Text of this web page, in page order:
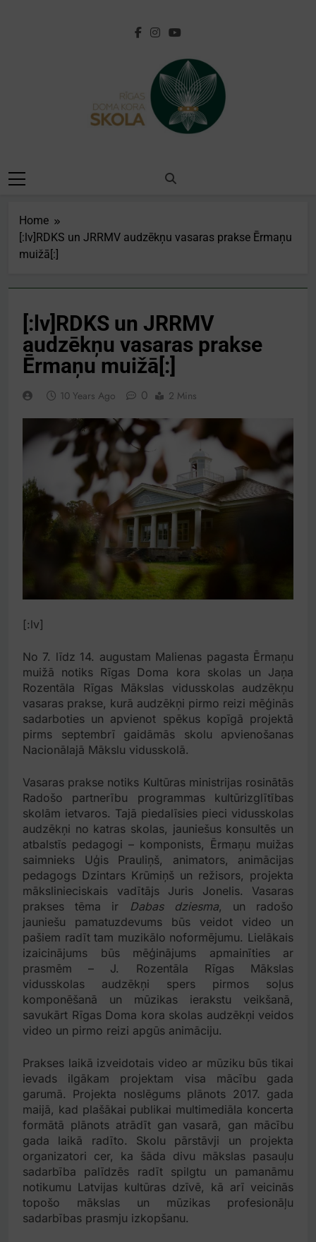
Kora
Cathedral Choir
Home
[:lv]RDKS un JRRMV audzēkņu vasaras prakse Ērmaņu
muižā[:]
[:lv]RDKS un JRRMV
audzēkņu vasaras prakse
Ērmaņu muižā[:]
10 Years Ago 0 2 Mins
[:lv]
No 7. līdz 14. augustam Malienas pagasta Ērmaņu
muižā notiks Rīgas Doma kora skolas un Jaņa
Rozentāla Rīgas Mākslas vidusskolas audzēkņu
vasaras prakse, kurā audzēkņi pirmo reizi mēģinās
sadarboties un apvienot spēkus kopīgā projektā
pirms septembrī gaidāmās skolu apvienošanas
Nacionālajā Mākslu vidusskolā.
Vasaras prakse notiks Kultūras ministrijas rosinātās
Radošo partnerību programmas kultūrizglītības
skolām ietvaros. Tajā piedalīsies pieci vidusskolas
audzēkņi no katras skolas, jauniešus konsultēs un
atbalstīs pedagogi – komponists, Ērmaņu muižas
saimnieks Uģis Prauliņš, animators, animācijas
pedagogs Dzintars Krūmiņš un režisors, projekta
mākslinieciskais vadītājs Juris Jonelis. Vasaras
prakses tēma ir
Dabas dziesma, un radošo
jauniešu pamatuzdevums būs veidot video un
pašiem radīt tam muzikālo noformējumu. Lielākais
izaicinājums būs mēģinājums apmainīties ar
prasmēm – J. Rozentāla Rīgas Mākslas
vidusskolas audzēkņi spers pirmos soļus
komponēšanā un mūzikas ierakstu veikšanā,
savukārt Rīgas Doma kora skolas audzēkņi veidos
video un pirmo reizi apgūs animāciju.
Prakses laikā izveidotais video ar mūziku būs tikai
ievads ilgākam projektam visa mācību gada
garumā. Projekta noslēgums plānots 2017. gada
maijā, kad plašākai publikai multimediāla koncerta
formātā plānots atrādīt gan vasarā, gan mācību
gada laikā radīto. Skolu pārstāvji un projekta
organizatori cer, ka šāda divu mākslas pasauļu
sadarbība palīdzēs radīt spilgtu un pamanāmu
notikumu Latvijas kultūras dzīvē, kā arī veicinās
topošo mākslas un mūzikas profesionāļu
sadarbības prasmju izkopšanu.